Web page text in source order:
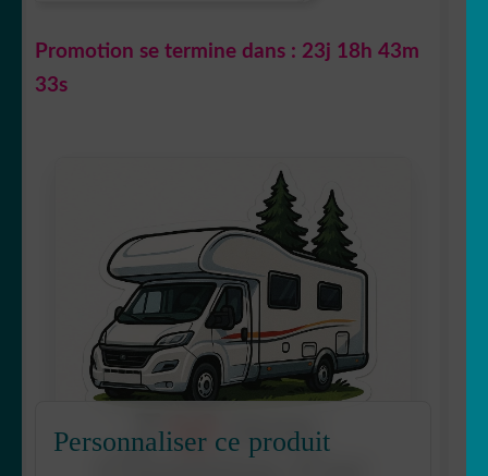
Promotion se termine dans : 23j 18h 43m
32s
Personnaliser ce produit